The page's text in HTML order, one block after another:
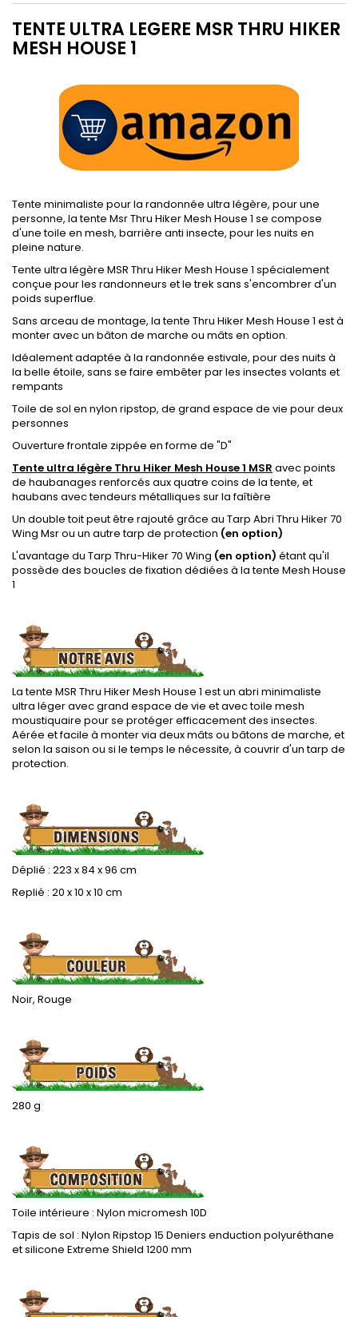
TENTE ULTRA LEGERE MSR THRU HIKER
MESH HOUSE 1
.
Tente minimaliste pour la randonnée ultra légère, pour une
personne, la tente Msr Thru Hiker Mesh House 1 se compose
d'une toile en mesh, barrière anti insecte, pour les nuits en
pleine nature.
Tente ultra légère MSR Thru Hiker Mesh House 1 spécialement
conçue pour les randonneurs et le trek sans s'encombrer d'un
poids superflue.
Sans arceau de montage, la tente Thru Hiker Mesh House 1 est à
monter avec un bâton de marche ou mâts en option.
Idéalement adaptée à la randonnée estivale, pour des nuits à
la belle étoile, sans se faire embêter par les insectes volants et
rempants
Toile de sol en nylon ripstop, de grand espace de vie pour deux
personnes
Ouverture frontale zippée en forme de "D"
Tente ultra légère Thru Hiker Mesh House 1 MSR avec points
de haubanages renforcés aux quatre coins de la tente, et
haubans avec tendeurs métalliques sur la faîtière
Un double toit peut être rajouté grâce au Tarp Abri Thru Hiker 70
Wing Msr ou un autre tarp de protection (en option)
L'avantage du Tarp Thru-Hiker 70 Wing (en option) étant qu'il
possède des boucles de fixation dédiées à la tente Mesh House
1
.
La tente MSR Thru Hiker Mesh House 1 est un abri minimaliste
ultra léger avec grand espace de vie et avec toile mesh
moustiquaire pour se protéger efficacement des insectes.
Aérée et facile à monter via deux mâts ou bâtons de marche, et
selon la saison ou si le temps le nécessite, à couvrir d'un tarp de
protection.
.
Déplié : 223 x 84 x 96 cm
Replié : 20 x 10 x 10 cm
.
Noir, Rouge
.
280 g
.
Toile intérieure : Nylon micromesh 10D
Tapis de sol : Nylon Ripstop 15 Deniers enduction polyuréthane
et silicone Extreme Shield 1200 mm
.